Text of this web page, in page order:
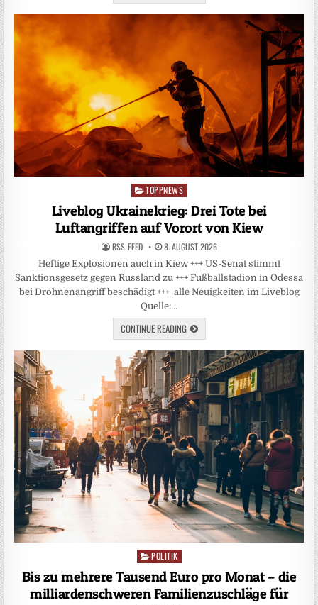
Posted
in
TOPPNEWS
Liveblog Ukrainekrieg: Drei Tote bei
Luftangriffen auf Vorort von Kiew
RSS-FEED 8. AUGUST 2026
Heftige Explosionen auch in Kiew +++ US-Senat stimmt
Sanktionsgesetz gegen Russland zu +++ Fußballstadion in Odessa
bei Drohnenangriff beschädigt +++ alle Neuigkeiten im Liveblog
Quelle:…
CONTINUE READING
Posted
POLITIK
Bis zu mehrere Tausend Euro pro Monat – die
milliardenschweren Familienzuschläge für